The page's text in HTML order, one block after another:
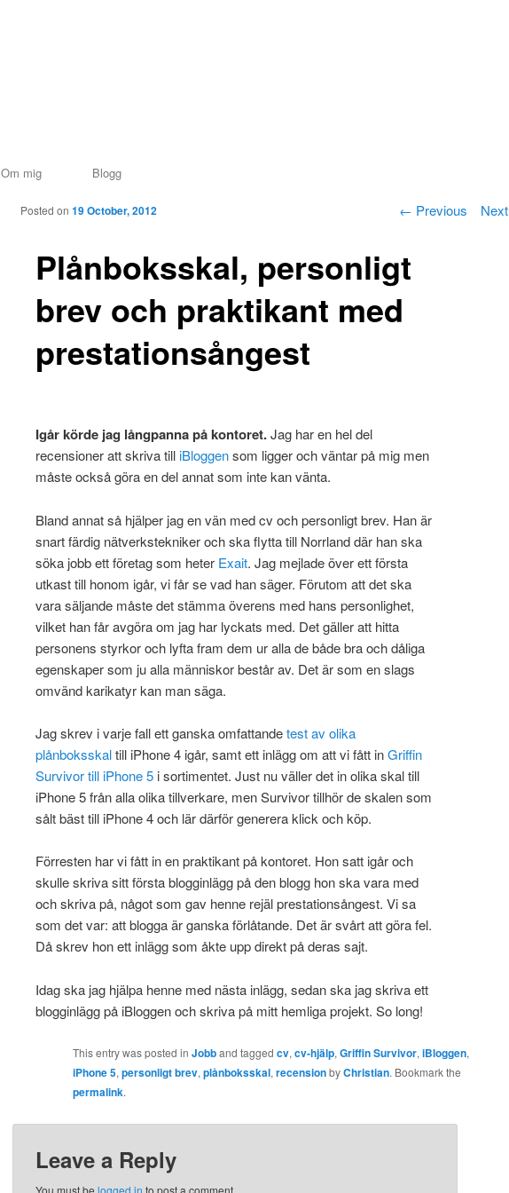
Skip to primary
content
Skip to secondary
content
Om mig Blogg
Post navigation
← Previous Next
Plånboksskal, personligt
brev och praktikant med
prestationsångest
Posted on 19 October, 2012
Igår körde jag långpanna på kontoret.Jag har en hel del
recensioner att skriva tilliBloggensom ligger och väntar på mig men
måste också göra en del annat som inte kan vänta.
Bland annat så hjälper jag en vän med cv och personligt brev. Han är
snart färdig nätverkstekniker och ska flytta till Norrland där han ska
söka jobb ett företag som heter Exait. Jag mejlade över ett första
utkast till honom igår, vi får se vad han säger. Förutom att det ska
vara säljande måste det stämma överens med hans personlighet,
vilket han får avgöra om jag har lyckats med. Det gäller att hitta
personens styrkor och lyfta fram dem ur alla de både bra och dåliga
egenskaper som ju alla människor består av. Det är som en slags
omvänd karikatyr kan man säga.
Jag skrev i varje fall ett ganska omfattandetest av olika
plånboksskaltill iPhone 4 igår, samt ett inlägg om att vi fått inGriffin
Survivor till iPhone 5i sortimentet. Just nu väller det in olika skal till
iPhone 5 från alla olika tillverkare, men Survivor tillhör de skalen som
sålt bäst till iPhone 4 och lär därför generera klick och köp.
Förresten har vi fått in en praktikant på kontoret. Hon satt igår och
skulle skriva sitt första blogginlägg på den blogg hon ska vara med
och skriva på, något som gav henne rejäl prestationsångest. Vi sa
som det var: att blogga är ganska förlåtande. Det är svårt att göra fel.
Då skrev hon ett inlägg som åkte upp direkt på deras sajt.
Idag ska jag hjälpa henne med nästa inlägg, sedan ska jag skriva ett
blogginlägg på iBloggen och skriva på mitt hemliga projekt. So long!
This entry was posted inJobband taggedcv,cv-hjälp,Griffin Survivor,iBloggen,
iPhone 5,personligt brev,plånboksskal,recensionbyChristian. Bookmark the
permalink.
Leave a Reply
You must be logged in to post a comment.